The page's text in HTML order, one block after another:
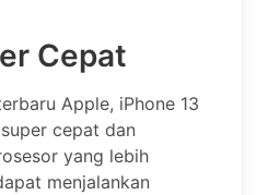
Cepat
Apple, iPhone 13
cepat dan
yang lebih
menjalankan